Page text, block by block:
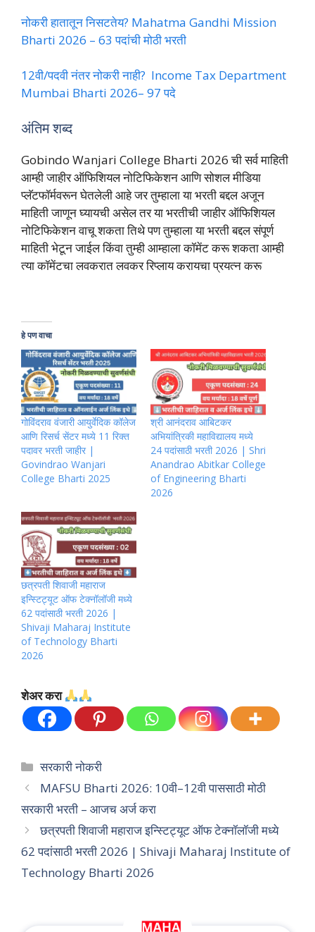
नोकरी हातातून निसटतेय? Mahatma Gandhi Mission
Bharti 2026 – 63 पदांची मोठी भरती
12वी/पदवी नंतर नोकरी नाही? Income Tax Department
Mumbai Bharti 2026– 97 पदे
अंतिम शब्द
Gobindo Wanjari College Bharti 2026 ची सर्व माहिती
आम्ही जाहीर ऑफिशियल नोटिफिकेशन आणि सोशल मीडिया
प्लॅटफॉर्मवरून घेतलेली आहे जर तुम्हाला या भरती बद्दल अजून
माहिती जाणून घ्यायची असेल तर या भरतीची जाहीर ऑफिशियल
नोटिफिकेशन वाचू शकता तिथे पण तुम्हाला या भरती बद्दल संपूर्ण
माहिती भेटून जाईल किंवा तुम्ही आम्हाला कॉमेंट करू शकता आम्ही
त्या कॉमेंटचा लवकरात लवकर रिप्लाय करायचा प्रयत्न करू
हे पण वाचा
गोविंदराव वंजारी आयुर्वेदिक कॉलेज
आणि रिसर्च सेंटर मध्ये 11 रिक्त
पदावर भरती जाहीर |
Govindrao Wanjari
College Bharti 2025
श्री आनंदराव आबिटकर
अभियांत्रिकी महाविद्यालय मध्ये
24 पदांसाठी भरती 2026 | Shri
Anandrao Abitkar College
of Engineering Bharti
2026
छत्रपती शिवाजी महाराज
इन्स्टिट्यूट ऑफ टेक्नॉलॉजी मध्ये
62 पदांसाठी भरती 2026 |
Shivaji Maharaj Institute
of Technology Bharti
2026
शेअर करा
Categories
सरकारी नोकरी
MAFSU Bharti 2026: 10वी–12वी पाससाठी मोठी
सरकारी भरती – आजच अर्ज करा
छत्रपती शिवाजी महाराज इन्स्टिट्यूट ऑफ टेक्नॉलॉजी मध्ये
62 पदांसाठी भरती 2026 | Shivaji Maharaj Institute of
Technology Bharti 2026